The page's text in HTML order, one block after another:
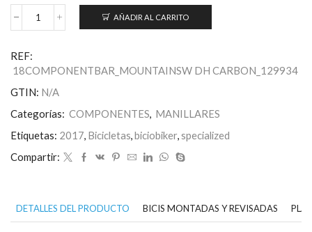
S-
Handlebars
AÑADIR AL CARRITO
REF:
18COMPONENTBAR_MOUNTAINSW DH CARBON_129934
GTIN: N/A
Categorías: COMPONENTES, MANILLARES
Etiquetas: 2017, Bicicletas,biciobiker,specialized
Compartir:
DETALLES DEL PRODUCTO BICIS MONTADAS Y REVISADAS